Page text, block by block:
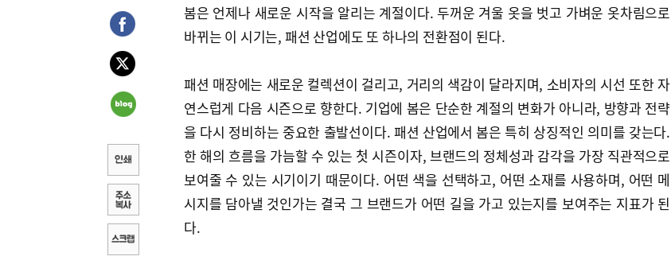
봄은 언제나 새로운 시작을 알리는 계절이다. 두꺼운 겨울 옷을 벗고 가벼운 옷차림으로
바뀌는 이 시기는, 패션 산업에도 또 하나의 전환점이 된다.
패션 매장에는 새로운 컬렉션이 걸리고, 거리의 색감이 달라지며, 소비자의 시선 또한 자
연스럽게 다음 시즌으로 향한다. 기업에 봄은 단순한 계절의 변화가 아니라, 방향과 전략
을 다시 정비하는 중요한 출발선이다. 패션 산업에서 봄은 특히 상징적인 의미를 갖는다.
한 해의 흐름을 가늠할 수 있는 첫 시즌이자, 브랜드의 정체성과 감각을 가장 직관적으로
보여줄 수 있는 시기이기 때문이다. 어떤 색을 선택하고, 어떤 소재를 사용하며, 어떤 메
시지를 담아낼 것인가는 결국 그 브랜드가 어떤 길을 가고 있는지를 보여주는 지표가 된
다.